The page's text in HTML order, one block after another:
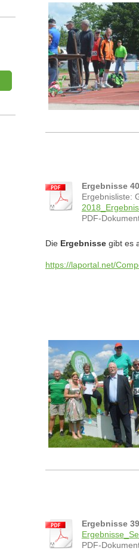
Ergebnisse
Ergebnisliste:
PDF-
Die Ergebnissegibt es
https://laportal.net/
Ergebnisse
PDF-